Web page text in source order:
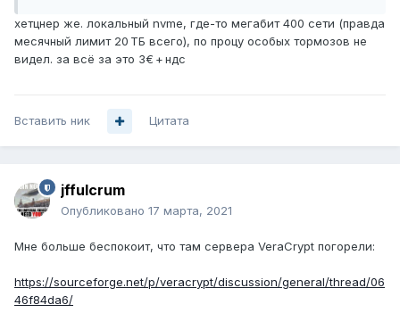
хетцнер же. локальный nvme, где-то мегабит 400 сети (правда
месячный лимит 20 ТБ всего), по процу особых тормозов не
видел. за всё за это 3€ + ндс
Вставить ник Цитата
jffulcrum
Опубликовано 17 марта, 2021
Мне больше беспокоит, что там сервера VeraCrypt погорели:
https://sourceforge.net/p/veracrypt/discussion/general/thread/06
46f84da6/